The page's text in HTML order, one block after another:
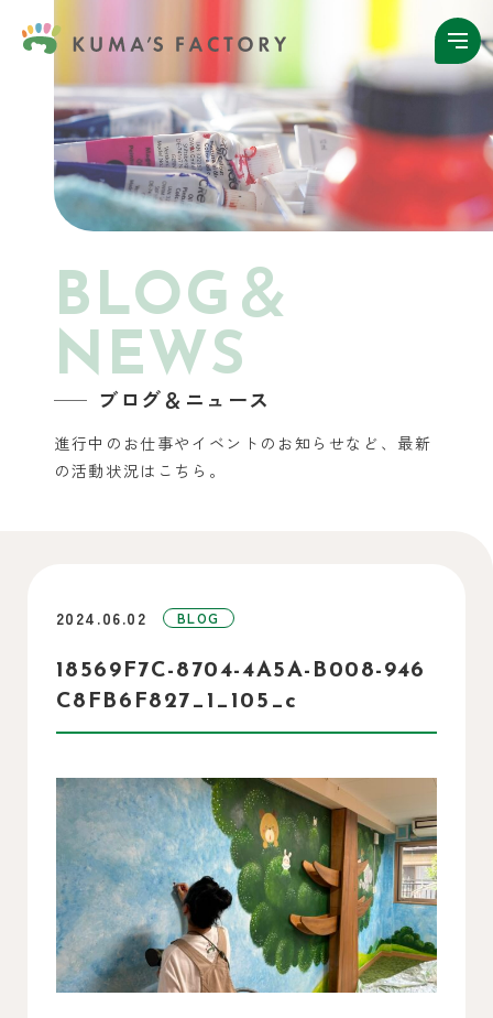
BLOG＆
NEWS
ブログ＆ニュース
進行中のお仕事やイベントのお知らせなど、 最新
の活動状況はこちら。
2024.06.02 BLOG
18569F7C-8704-4A5A-B008-946
C8FB6F827_1_105_c